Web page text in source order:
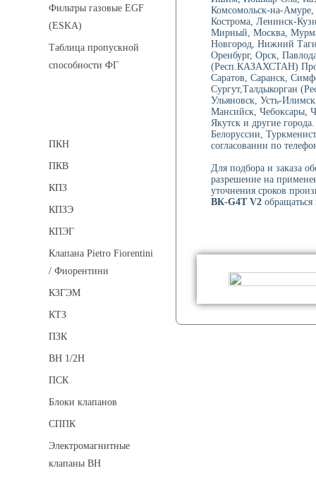
Фильтры газовые EGF
(ESKA)
Таблица пропускной
способности ФГ
ПКН
ПКВ
КПЗ
КПЗЭ
КПЭГ
Клапана Pietro Fiorentini
/ Фиорентини
КЗГЭМ
КТЗ
ПЗК
ВН 1/2Н
ПСК
Блоки клапанов
СППК
Электромагнитные
клапаны ВН
Комсомольск-на-
Кострома, Ленинск-
Мирный, Москва,
Новгород, Нижний
Оренбург, Орск,
(Респ.КАЗАХСТАН)
Саратов, Саранск,
Сургут,Талдыкорган
Ульяновск, Усть-
Мансийск, Чебоксары,
Якутск и другие
Белоруссии,
согласовании по
Для подбора и заказа
разрешение на
уточнения сроков
ВК-G4Т V2обращаться